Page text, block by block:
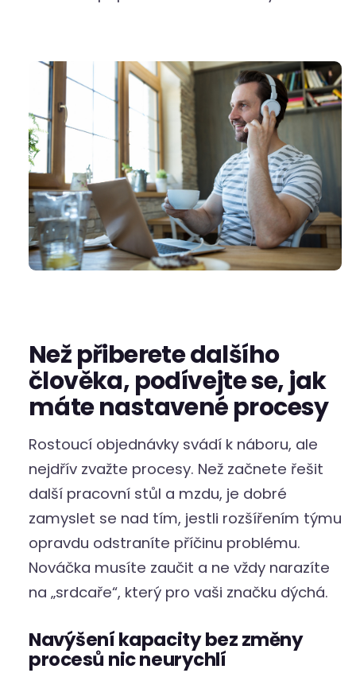
Než přiberete dalšího
člověka, podívejte se, jak
máte nastavené procesy
Rostoucí objednávky svádí k náboru, ale
nejdřív zvažte procesy. Než začnete řešit
další pracovní stůl a mzdu, je dobré
zamyslet se nad tím, jestli rozšířením týmu
opravdu odstraníte příčinu problému.
Nováčka musíte zaučit a ne vždy narazíte
na „srdcaře“, který pro vaši značku dýchá.
Navýšení kapacity bez změny
procesů nic neurychlí